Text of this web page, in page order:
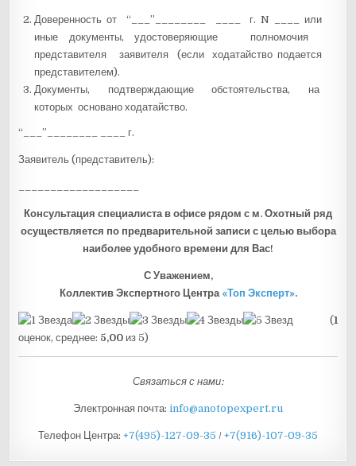
Доверенность от “___”________ ____ г. N ____ или
иные документы, удостоверяющие полномочия
представителя заявителя (если ходатайство подается
представителем).
Документы, подтверждающие обстоятельства, на
которых основано ходатайство.
“___”________ ____ г.
Заявитель (представитель):
Консультация специалиста в офисе рядом с м. Охотный ряд
осуществляется по предварительной записи с целью выбора
наиболее удобного времени для Вас!
С Уважением,
Коллектив Экспертного Центра «Топ Эксперт».
(1
оценок, среднее: 5,00 из 5)
Связаться с нами:
Электронная почта: info@anotopexpert.ru
Телефон Центра: +7(495)-127-09-35 / +7(916)-107-09-35